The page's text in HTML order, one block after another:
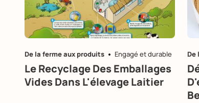
De la ferme aux produits Engagé et durable
Le Recyclage Des Emballages
Vides Dans L'élevage Laitier
De